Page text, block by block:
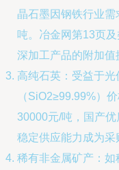
晶石墨因钢铁行业
吨。冶金网第13页
深加工产品的附加值
高纯石英：受益于
（SiO2≥99.99%）
30000元/吨，国产
稳定供应能力成为采
稀有非金属矿产：